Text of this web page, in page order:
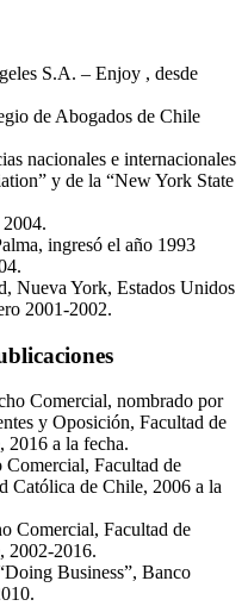
S.A. – Enjoy , desde
de Abogados de Chile
nacionales e internacionales
y de la “New York State
ingresó el año 1993
Nueva York, Estados Unidos
2001-2002.
Comercial, nombrado por
y Oposición, Facultad de
2016 a la fecha.
Comercial, Facultad de
Católica de Chile, 2006 a la
Comercial, Facultad de
2002-2016.
Business”, Banco